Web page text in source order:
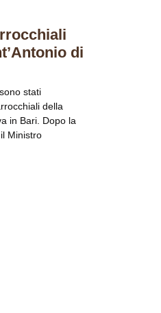
di
stati
della
in Bari. Dopo la
Ministro